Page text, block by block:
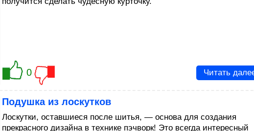
0 Читать
Подушка из лоскутков
Лоскутки, оставшиеся после шитья, — основа для создания
прекрасного дизайна в технике пэчворк! Это всегда интересный